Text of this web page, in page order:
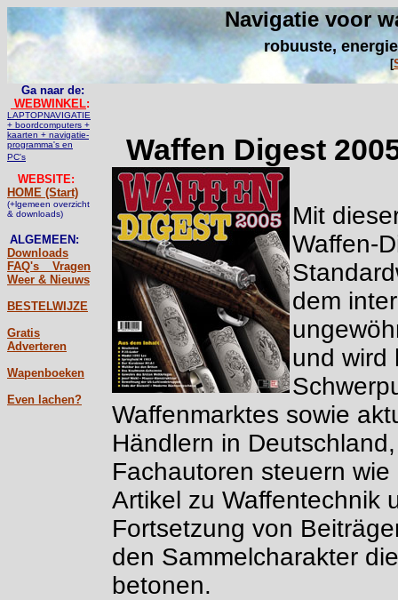
Navigatie voor
robuuste,
[
Ga naar de:
WEBWINKEL:
LAPTOPNAVIGATIE
+ boordcomputers +
kaarten + navigatie-
programma's en
PC's
WEBSITE:
HOME (Start)
(+lgemeen overzicht
& downloads)
ALGEMEEN:
Downloads
FAQ's _ Vragen
Weer & Nieuws
BESTELWIJZE
Gratis
Adverteren
Wapenboeken
Even lachen?
Waffen Digest
Mit
Waffen-
dem
und wird
Waffenmarktes sowie
Händlern in
Fachautoren steuern
Artikel zu Waffentechnik
Fortsetzung von
den Sammelcharakter
betonen.